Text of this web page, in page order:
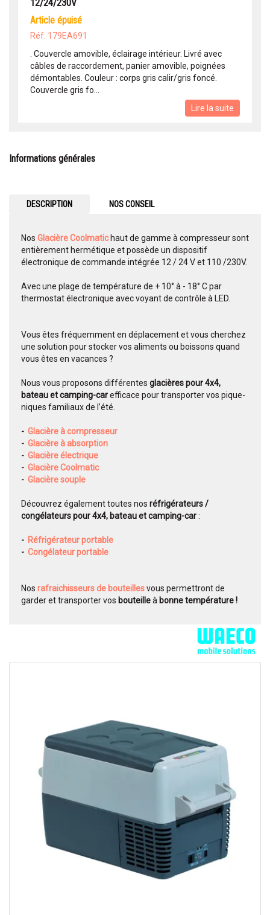
12/24/230V
article épuisé
Réf: 179EA691
. Couvercle amovible, éclairage intérieur. Livré avec
câbles de raccordement, panier amovible, poignées
démontables. Couleur : corps gris calir/gris foncé.
Couvercle gris fo...
Lire la suite
Informations générales
DESCRIPTION NOS CONSEIL
Nos Glacière Coolmatic haut de gamme à compresseur sont
entièrement hermétique et possède un dispositif
électronique de commande intégrée 12 / 24 V et 110 /230V.
Avec une plage de température de + 10° à - 18° C par
thermostat électronique avec voyant de contrôle à LED.
Vous êtes fréquemment en déplacement et vous cherchez
une solution pour stocker vos aliments ou boissons quand
vous êtes en vacances ?
Nous vous proposons différentes glacières pour 4x4,
bateau et camping-carefficace pour transporter vos pique-
niques familiaux de l’été.
- Glacière à compresseur
- Glacière à absorption
- Glacière électrique
- Glacière Coolmatic
- Glacière souple
Découvrez également toutes nos réfrigérateurs /
congélateurs pour 4x4, bateau et camping-car:
- Réfrigérateur portable
- Congélateur portable
Nos rafraichisseurs de bouteillesvous permettront de
garder et transporter vos bouteilleà bonne température !